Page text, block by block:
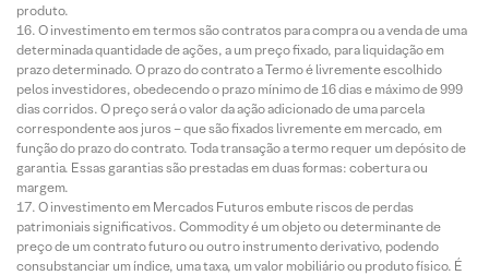
produto.
O investimento em termos são contratos para compra ou a venda de uma
determinada quantidade de ações, a um preço fixado, para liquidação em
prazo determinado. O prazo do contrato a Termo é livremente escolhido
pelos investidores, obedecendo o prazo mínimo de 16 dias e máximo de 999
dias corridos. O preço será o valor da ação adicionado de uma parcela
correspondente aos juros – que são fixados livremente em mercado, em
função do prazo do contrato. Toda transação a termo requer um depósito de
garantia. Essas garantias são prestadas em duas formas: cobertura ou
margem.
O investimento em Mercados Futuros embute riscos de perdas
patrimoniais significativos. Commodity é um objeto ou determinante de
preço de um contrato futuro ou outro instrumento derivativo, podendo
consubstanciar um índice, uma taxa, um valor mobiliário ou produto físico. É